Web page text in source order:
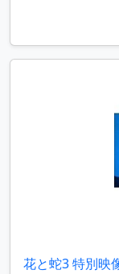
花と蛇3 特別映